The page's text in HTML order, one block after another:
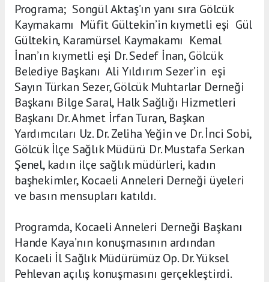
Programa; Songül Aktaş’ın yanı sıra Gölcük
Kaymakamı Müfit Gültekin’in kıymetli eşi Gül
Gültekin, Karamürsel Kaymakamı Kemal
İnan’ın kıymetli eşi Dr. Sedef İnan, Gölcük
Belediye Başkanı Ali Yıldırım Sezer’in eşi
Sayın Türkan Sezer, Gölcük Muhtarlar Derneği
Başkanı Bilge Saral, Halk Sağlığı Hizmetleri
Başkanı Dr. Ahmet İrfan Turan, Başkan
Yardımcıları Uz. Dr. Zeliha Yeğin ve Dr. İnci Sobi,
Gölcük İlçe Sağlık Müdürü Dr. Mustafa Serkan
Şenel, kadın ilçe sağlık müdürleri, kadın
başhekimler, Kocaeli Anneleri Derneği üyeleri
ve basın mensupları katıldı.
Programda, Kocaeli Anneleri Derneği Başkanı
Hande Kaya’nın konuşmasının ardından
Kocaeli İl Sağlık Müdürümüz Op. Dr. Yüksel
Pehlevan açılış konuşmasını gerçekleştirdi.